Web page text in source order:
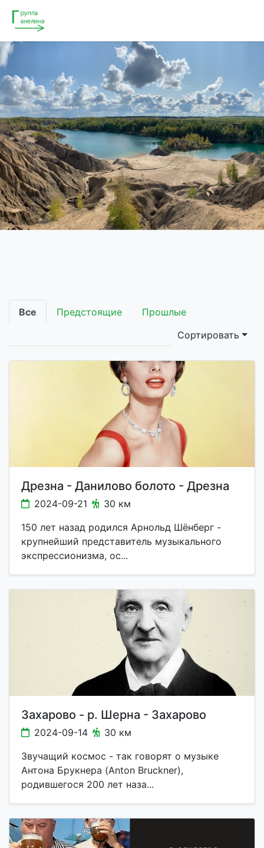
Все Предстоящие
Прошлые
Сортировать
Дрезна - Данилово болото - Дрезна
2024-09-21
30 км
150 лет назад родился Арнольд Шёнберг -
крупнейший представитель музыкального
экспрессионизма, ос...
Захарово - р. Шерна - Захарово
2024-09-14
30 км
Звучащий космос - так говорят о музыке
Антона Брукнера (Anton Bruckner),
родившегося 200 лет наза...